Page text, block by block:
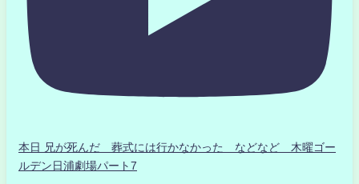
本日 兄が死んだ 葬式には行かなかった などなど 木曜ゴー
ルデン日浦劇場パート7